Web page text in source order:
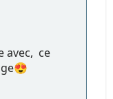
avec, ce